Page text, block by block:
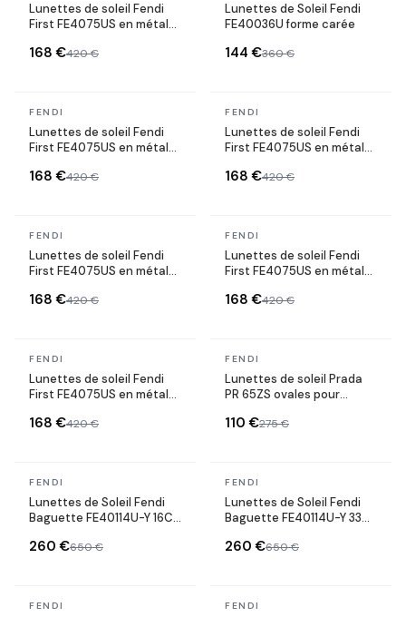
Lunettes de soleil Fendi
First FE4075US en métal
168 €420 €
Lunettes de Soleil Fendi
FE40036U forme carée
144 €360 €
En stock
FENDI
Lunettes de soleil Fendi
First FE4075US en métal
168 €420 €
En stock
FENDI
Lunettes de soleil Fendi
First FE4075US en métal
168 €420 €
En stock
FENDI
Lunettes de soleil Fendi
First FE4075US en métal
168 €420 €
En stock
FENDI
Lunettes de soleil Fendi
First FE4075US en métal
168 €420 €
En stock
FENDI
Lunettes de soleil Fendi
First FE4075US en métal
168 €420 €
En stock
FENDI
Lunettes de soleil Prada
PR 65ZS ovales pour
110 €275 €
En stock
FENDI
Lunettes de Soleil Fendi
Baguette FE40114U-Y 16C
chaine
260 €650 €
En stock
FENDI
Lunettes de Soleil Fendi
Baguette FE40114U-Y 33U
chaine
260 €650 €
En stock
FENDI En stock
FENDI